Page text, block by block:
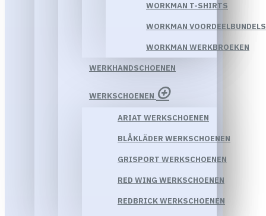
WORKMAN T-SHIRTS
WORKMAN VOORDEELBUNDELS
WORKMAN WERKBROEKEN
WERKHANDSCHOENEN
WERKSCHOENEN
ARIAT WERKSCHOENEN
BLÅKLÄDER WERKSCHOENEN
GRISPORT WERKSCHOENEN
RED WING WERKSCHOENEN
REDBRICK WERKSCHOENEN